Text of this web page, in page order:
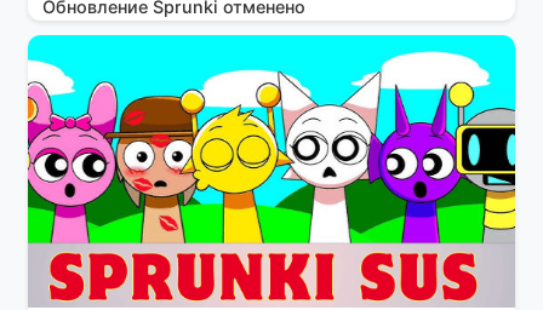
Обновление Sprunki отменено